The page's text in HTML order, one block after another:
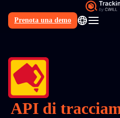
Prenota una demo
IT
API di